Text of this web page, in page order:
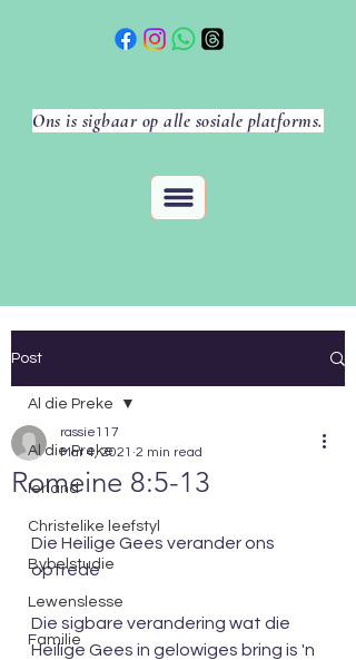
Ons is sigbaar op alle sosiale platforms.
Post
Al die Preke
Ierland
Christelike leefstyl
Bybelstudie
Lewenslesse
Familie
Al die Preke
Romeine 8:5-13
rassie117
Mar 4, 2021 2 min read
Die Heilige Gees verander ons
optrede
Die sigbare verandering wat die
Heilige Gees in gelowiges bring is 'n